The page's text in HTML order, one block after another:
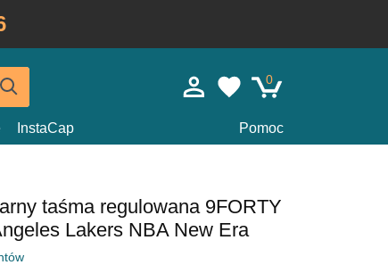
0
InstaCap Pomoc
taśma regulowana 9FORTY
Lakers NBA New Era